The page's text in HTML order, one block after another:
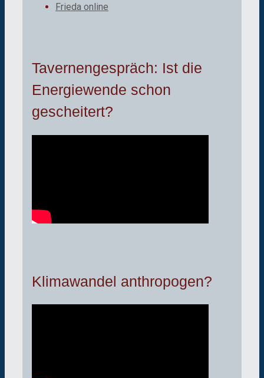
Frieda online
Tavernengespräch: Ist die
Energiewende schon
gescheitert?
Klimawandel anthropogen?